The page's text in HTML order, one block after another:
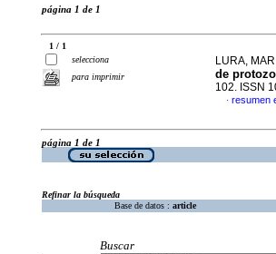
página 1 de 1
1 / 1
selecciona
para imprimir
LURA,
de
102. ISSN
· resumen
página 1 de 1
Refinar la búsqueda
Base de datos : article
Buscar